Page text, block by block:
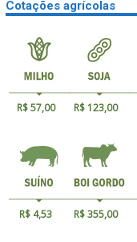
Cotações agrícolas
R$ 57,00 R$ 123,00
R$ 4,53 R$ 355,00